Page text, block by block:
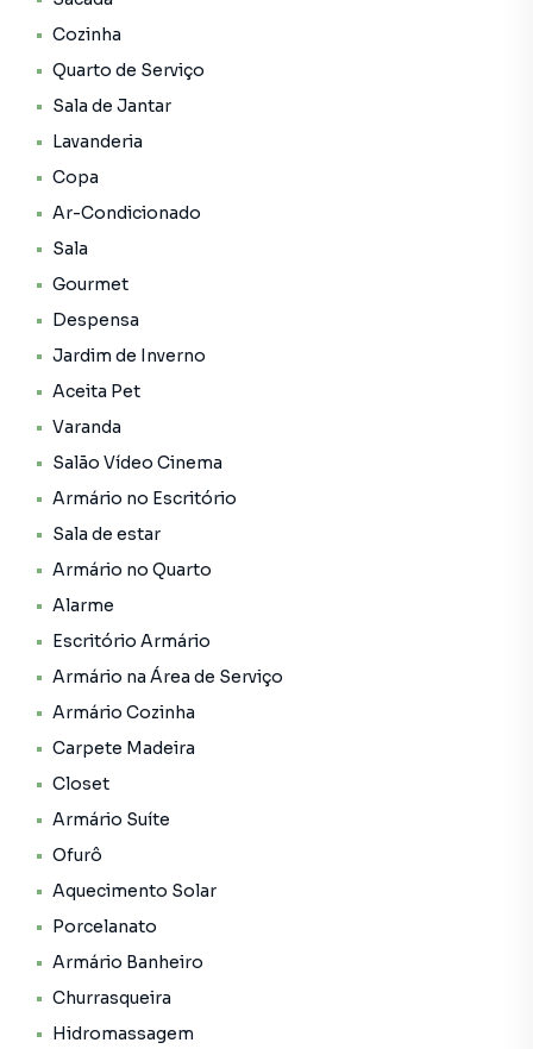
sistema de segurança com câmeras e uma localização
Imóvel possuí placas solares para geração de energia,
todas as torneiras e chuveiros são atendidos por este
Excelente imóvel para instação de um SPA ou uma casa de
repouso para idosos, haja vista que o imóvel possuí local
para instalação de elevador.
Cozinha
Quarto de Serviço
Sala de Jantar
Lavanderia
Copa
Ar-Condicionado
Sala
Gourmet
Despensa
Jardim de Inverno
Aceita Pet
Varanda
Salão Vídeo Cinema
Armário no Escritório
Sala de estar
Armário no Quarto
Alarme
Escritório Armário
Armário na Área de Serviço
Armário Cozinha
Carpete Madeira
Closet
Armário Suíte
Ofurô
Aquecimento Solar
Porcelanato
Armário Banheiro
Churrasqueira
Hidromassagem